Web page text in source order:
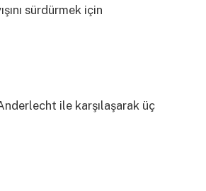
sürdürmek için
ile karşılaşarak üç